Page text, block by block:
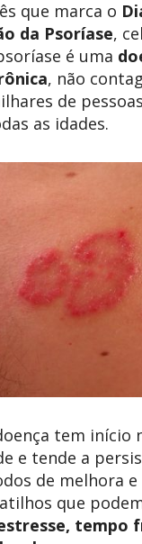
que marca o
da Psoríase,
é uma
, não
de
as idades.
tem início
e tende a
de melhora
que
tempo